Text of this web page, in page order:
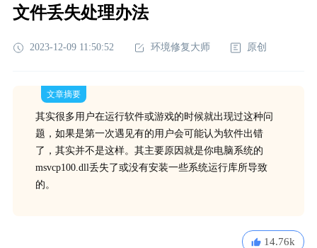
文件丢失处理办法
2023-12-09 11:50:52 环境修复大师 原创
文章摘要
其实很多用户在运行软件或游戏的时候就出现过这种问
题，如果是第一次遇见有的用户会可能认为软件出错
了，其实并不是这样。其主要原因就是你电脑系统的
msvcp100.dll丢失了或没有安装一些系统运行库所导致
的。
14.76k